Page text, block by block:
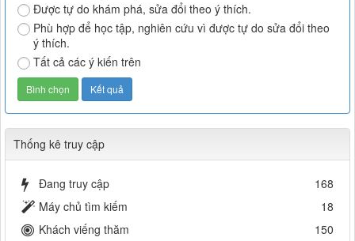
Được tự do khám phá, sửa đổi theo ý thích.
Phù hợp để học tập, nghiên cứu vì được tự do sửa đổi theo
ý thích.
Tất cả các ý kiến trên
Thống kê truy cập
Đang truy cập
168
Máy chủ tìm kiếm
18
Khách viếng thăm
150